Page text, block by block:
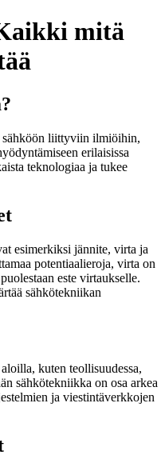
mitä
liittyviin ilmiöihin,
erilaisissa
teknologiaa ja tukee
esimerkiksi jännite, virta ja
potentiaalieroja, virta on
este virtaukselle.
sähkötekniikan
kuten teollisuudessa,
sähkötekniikka on osa arkea
ja viestintäverkkojen